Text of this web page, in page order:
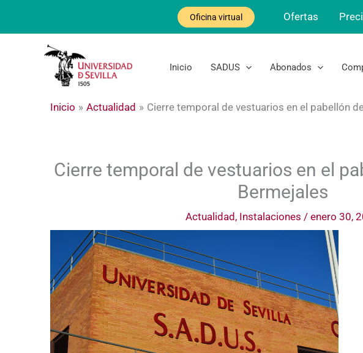
Oficina virtual Ofertas
Inicio SADUS Abonados
Inicio Actualidad Cierre temporal de vestuarios en el pabellón
Cierre temporal de vestuarios en el
Bermejales
Actualidad , Instalaciones / enero 30,